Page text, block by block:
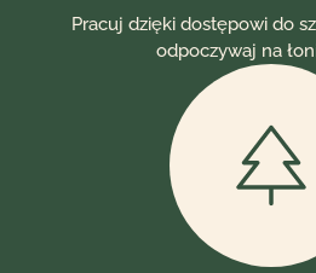
Pracuj dzięki dostępowi do
odpoczywaj na